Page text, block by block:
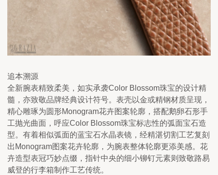
追本溯源
全新腕表精致柔美，如实承袭Color Blossom珠宝的设计精
髓，亦致敬品牌经典设计符号。表壳以金或精钢材质呈现，
精心雕琢为圆形Monogram花卉图案轮廓，搭配鹅卵石形手
工抛光曲面，呼应Color Blossom珠宝标志性的弧面宝石造
型。有着相似弧面的蓝宝石水晶表镜，经精湛切割工艺复刻
出Monogram图案花卉轮廓，为腕表整体轮廓更添美感。花
卉造型表冠巧妙点缀，指针中央的细小铆钉元素则致敬路易
威登的行李箱制作工艺传统。